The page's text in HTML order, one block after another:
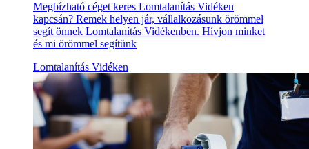
Megbízható céget keres Lomtalanítás Vidéken
kapcsán? Remek helyen jár, vállalkozásunk örömmel
segít önnek Lomtalanítás Vidékenben. Hívjon minket
és mi örömmel segítünk
Lomtalanítás Vidéken